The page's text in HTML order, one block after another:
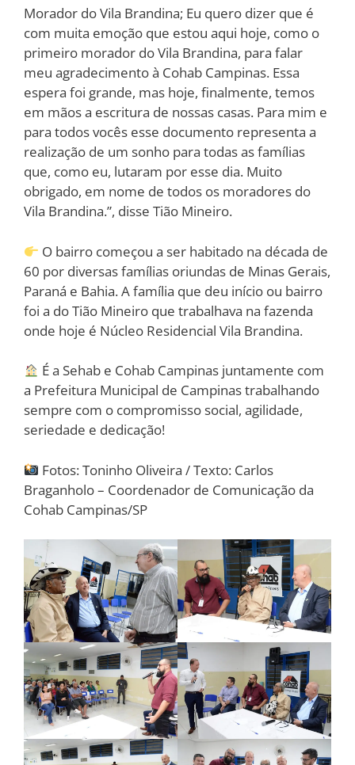
Morador do Vila Brandina; Eu quero dizer que é
com muita emoção que estou aqui hoje, como o
primeiro morador do Vila Brandina, para falar
meu agradecimento à Cohab Campinas. Essa
espera foi grande, mas hoje, finalmente, temos
em mãos a escritura de nossas casas. Para mim e
para todos vocês esse documento representa a
realização de um sonho para todas as famílias
que, como eu, lutaram por esse dia. Muito
obrigado, em nome de todos os moradores do
Vila Brandina.”, disse Tião Mineiro.
O bairro começou a ser habitado na década de
60 por diversas famílias oriundas de Minas Gerais,
Paraná e Bahia. A família que deu início ou bairro
foi a do Tião Mineiro que trabalhava na fazenda
onde hoje é Núcleo Residencial Vila Brandina.
É a Sehab e Cohab Campinas juntamente com
a Prefeitura Municipal de Campinas trabalhando
sempre com o compromisso social, agilidade,
seriedade e dedicação!
Fotos: Toninho Oliveira / Texto: Carlos
Braganholo – Coordenador de Comunicação da
Cohab Campinas/SP